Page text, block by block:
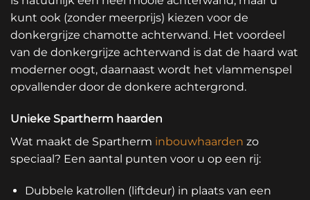
kunt ook (zonder meerprijs) kiezen voor de
donkergrijze chamotte achterwand. Het voordeel
van de donkergrijze achterwand is dat de haard wat
moderner oogt, daarnaast wordt het vlammenspel
opvallender door de donkere achtergrond.
Unieke Spartherm haarden
Wat maakt de Spartherm inbouwhaarden zo
speciaal? Een aantal punten voor u op een rij:
Dubbele katrollen (liftdeur) in plaats van een